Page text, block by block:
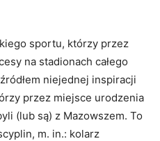
sportu, którzy przez
na stadionach całego
niejednej inspiracji
przez miejsce urodzenia
(lub są) z Mazowszem. To
m. in.: kolarz